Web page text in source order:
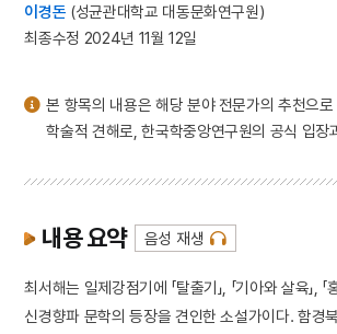
이경돈 (성균관대학교 대동문화연구원)
최종수정 2024년 11월 12일
본 항목의 내용은 해당 분야 전문가의 추천으
학술적 견해로, 한국학중앙연구원의 공식 입장
내용 요약 음성 재생
최서해는 일제강점기에 「탈출기」, 「기아와 살육」, 「
신경향파 문학의 등장을 견인한 소설가이다. 함경